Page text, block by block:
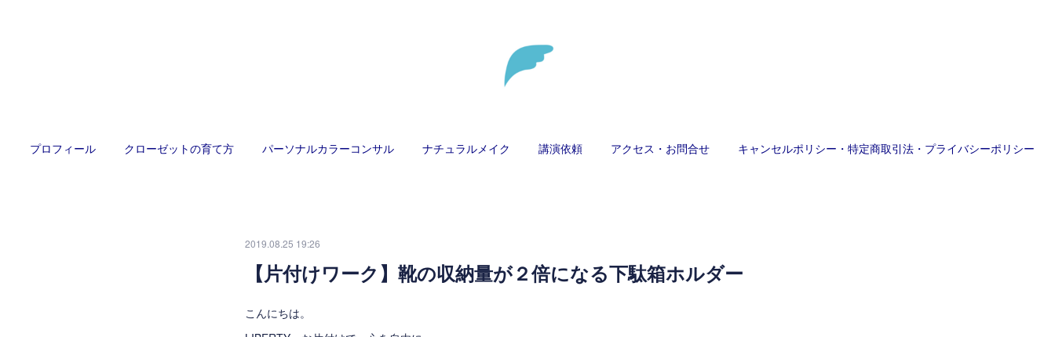
プロフィール クローゼットの育て方 パーソナルカラーコンサル ナチュラルメイク 講演依頼 アクセス・お問合せ キャンセルポリシー・特定商取引法・プライバシーポリシー
2019.08.25 19:26
【片付けワーク】靴の収納量が２倍になる下駄箱ホルダー
こんにちは。